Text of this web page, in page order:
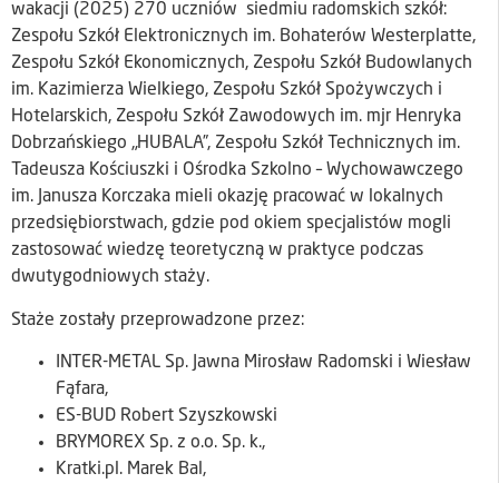
wakacji (2025) 270 uczniów siedmiu radomskich szkół:
Zespołu Szkół Elektronicznych im. Bohaterów Westerplatte,
Zespołu Szkół Ekonomicznych, Zespołu Szkół Budowlanych
im. Kazimierza Wielkiego, Zespołu Szkół Spożywczych i
Hotelarskich, Zespołu Szkół Zawodowych im. mjr Henryka
Dobrzańskiego „HUBALA”, Zespołu Szkół Technicznych im.
Tadeusza Kościuszki i Ośrodka Szkolno – Wychowawczego
im. Janusza Korczaka mieli okazję pracować w lokalnych
przedsiębiorstwach, gdzie pod okiem specjalistów mogli
zastosować wiedzę teoretyczną w praktyce podczas
dwutygodniowych staży.
Staże zostały przeprowadzone przez:
INTER-METAL Sp. Jawna Mirosław Radomski i Wiesław
Fąfara,
ES-BUD Robert Szyszkowski
BRYMOREX Sp. z o.o. Sp. k.,
Kratki.pl. Marek Bal,